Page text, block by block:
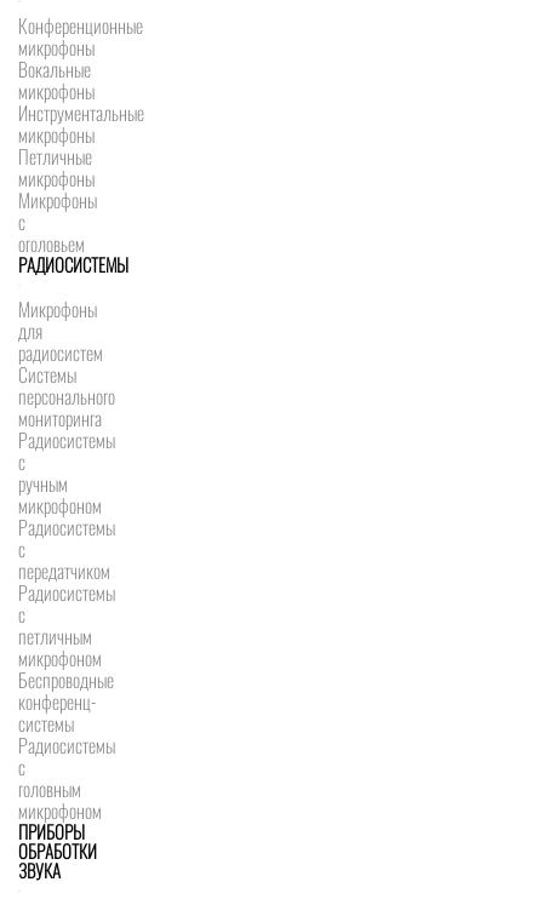
Конференционные
микрофоны
Вокальные
микрофоны
Инструментальные
микрофоны
Петличные
микрофоны
Микрофоны
с
оголовьем
РАДИОСИСТЕМЫ
Микрофоны
для
радиосистем
Системы
персонального
мониторинга
Радиосистемы
c
ручным
микрофоном
Радиосистемы
с
передатчиком
Радиосистемы
с
петличным
микрофоном
Беспроводные
конференц-
системы
Радиосистемы
с
головным
микрофоном
ПРИБОРЫ
ОБРАБОТКИ
ЗВУКА